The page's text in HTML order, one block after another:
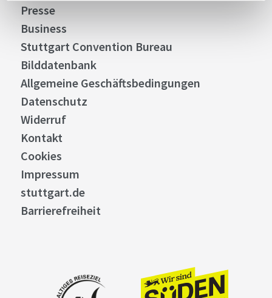
Presse
Business
Stuttgart Convention Bureau
Bilddatenbank
Allgemeine Geschäftsbedingungen
Datenschutz
Widerruf
Kontakt
Cookies
Impressum
stuttgart.de
Barrierefreiheit